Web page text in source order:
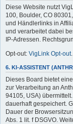
Diese Website nutzt
100, Boulder, CO
und Händlerlinks in
und verarbeitet dabei
IP-Adressen.
Opt-out: VigLink Opt-out
6. KI-ASSISTENT
Dieses Board bietet
zur Verarbeitung an
94105, USA)
dauerhaft gespeichert.
Dauer der
Abs. 1 lit. f DSGVO.